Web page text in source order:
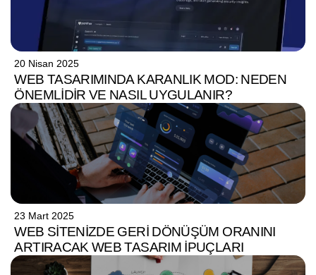
20 Nisan 2025
WEB TASARIMINDA KARANLIK MOD: NEDEN
ÖNEMLIDIR VE NASIL UYGULANIR?
23 Mart 2025
WEB SITENIZDE GERI DÖNÜŞÜM ORANINI
ARTIRACAK WEB TASARIM İPUÇLARI